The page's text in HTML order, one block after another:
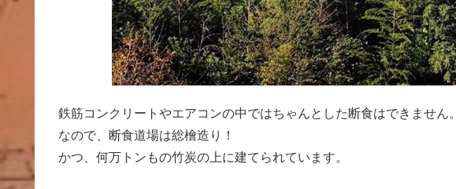
鉄筋コンクリートやエアコンの中ではちゃんとした断食はできません。
なので、断食道場は総檜造り！
かつ、何万トンもの竹炭の上に建てられています。